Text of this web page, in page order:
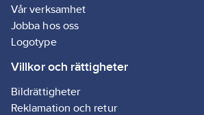
Vår verksamhet
Jobba hos oss
Logotype
Villkor och rättigheter
Bildrättigheter
Reklamation och retur